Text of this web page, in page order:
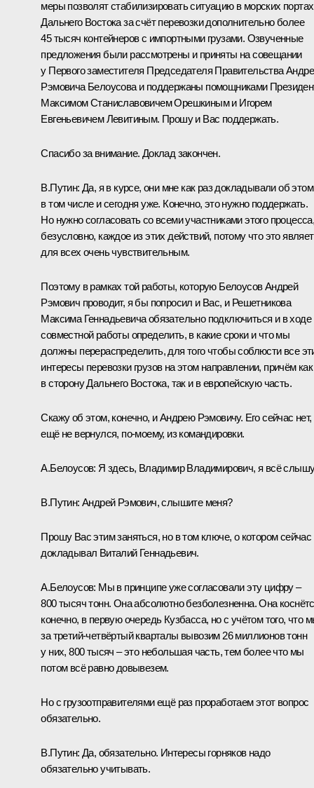
меры позволят стабилизировать ситуацию в морских портах
Дальнего Востока за счёт перевозки дополнительно более
45 тысяч контейнеров с импортными грузами. Озвученные
предложения были рассмотрены и приняты на совещании
у Первого заместителя Председателя Правительства
Рэмовича Белоусова и поддержаны помощниками
Максимом Станиславовичем Орешкиными Игорем
Евгеньевичем Левитиным. Прошу и Вас поддержать.
Спасибо за внимание. Доклад закончен.
В.Путин: Да, я в курсе, они мне как раз докладывали об
в том числе и сегодня уже. Конечно, это нужно поддержать.
Но нужно согласовать со всеми участниками этого
безусловно, каждое из этих действий, потому что это
для всех очень чувствительным.
Поэтому в рамках той работы, которую Белоусов Андрей
Рэмович проводит, я бы попросил и Вас, и Решетникова
Максима Геннадьевича обязательно подключиться и в ходе
совместной работы определить, в какие сроки и что мы
должны перераспределить, для того чтобы соблюсти все
интересы перевозки грузов на этом направлении, причём как
в сторону Дальнего Востока, так и в европейскую часть.
Скажу об этом, конечно, и Андрею Рэмовичу. Его сейчас нет,
ещё не вернулся, по-моему, из командировки.
А.Белоусов: Я здесь, Владимир Владимирович, я всё
В.Путин: Андрей Рэмович, слышите меня?
Прошу Вас этим заняться, но в том ключе, о котором сейчас
докладывал Виталий Геннадьевич.
А.Белоусов: Мы в принципе уже согласовали эту цифру –
800 тысяч тонн. Она абсолютно безболезненна. Она
конечно, в первую очередь Кузбасса, но с учётом того, что
за третий-четвёртый кварталы вывозим 26 миллионов тонн
у них, 800 тысяч – это небольшая часть, тем более что мы
потом всё равно довывезем.
Но с грузоотправителями ещё раз проработаем этот вопрос
обязательно.
В.Путин: Да, обязательно. Интересы горняков надо
обязательно учитывать.